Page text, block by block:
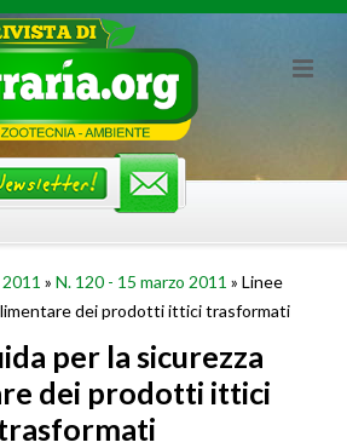
» N. 120 - 15 marzo 2011 » Linee
dei prodotti ittici trasformati
per la sicurezza
dei prodotti ittici